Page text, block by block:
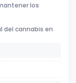
los
del cannabis en